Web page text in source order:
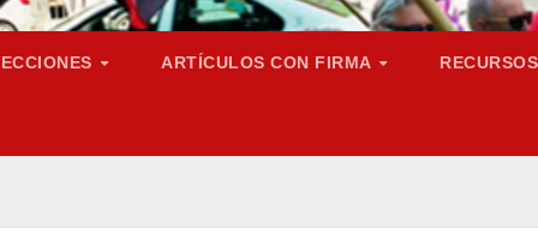
ARTÍCULOS CON FIRMA RECURSOS